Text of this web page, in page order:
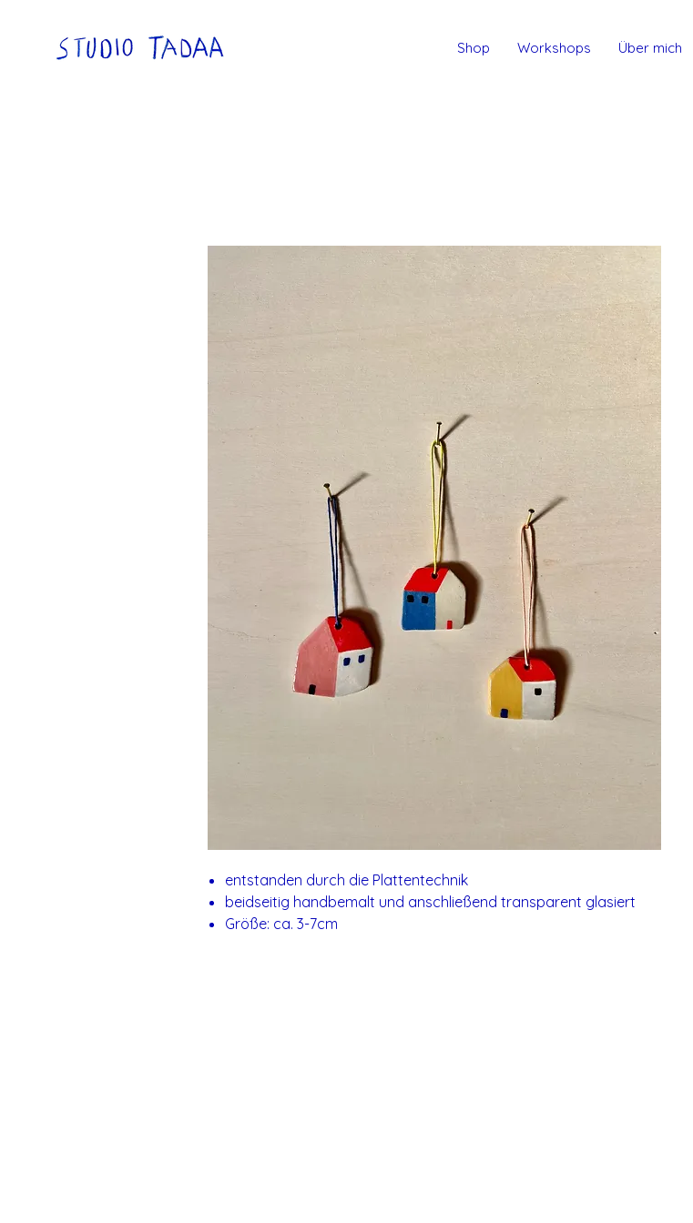
Shop Workshops Über mich
entstanden durch die Plattentechnik
beidseitig handbemalt und anschließend transparent glasiert
Größe: ca. 3-7cm